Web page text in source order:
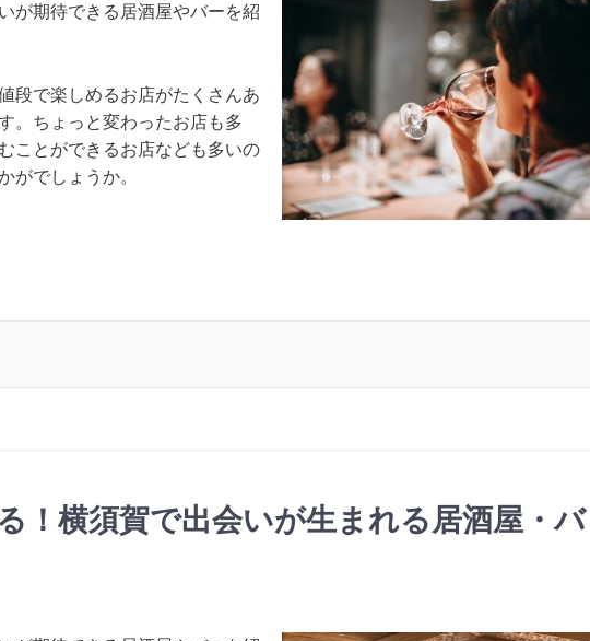
が期待できる居酒屋やバーを紹
段で楽しめるお店がたくさんあ
。ちょっと変わったお店も多
ことができるお店なども多いの
がでしょうか。
！横須賀で出会いが生まれる居酒屋・バ